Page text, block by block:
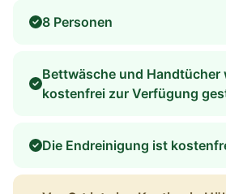
8 Personen
Bettwäsche und Handtücher
kostenfrei zur Verfügung
Die Endreinigung ist